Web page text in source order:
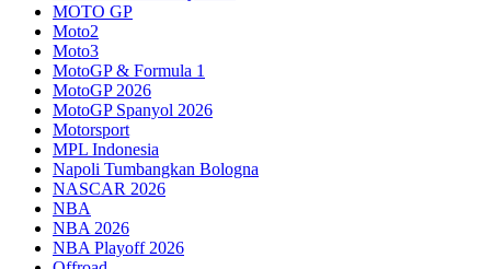
MOTO GP
Moto2
Moto3
MotoGP & Formula 1
MotoGP 2026
MotoGP Spanyol 2026
Motorsport
MPL Indonesia
Napoli Tumbangkan Bologna
NASCAR 2026
NBA
NBA 2026
NBA Playoff 2026